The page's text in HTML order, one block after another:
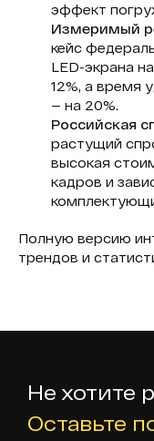
эффект
Измеримый
кейс
LED-экрана
12%, а время
— на 20%.
Российская
растущий
высокая
кадров и
Полную версию
трендов и
Не хотите
Оставьте